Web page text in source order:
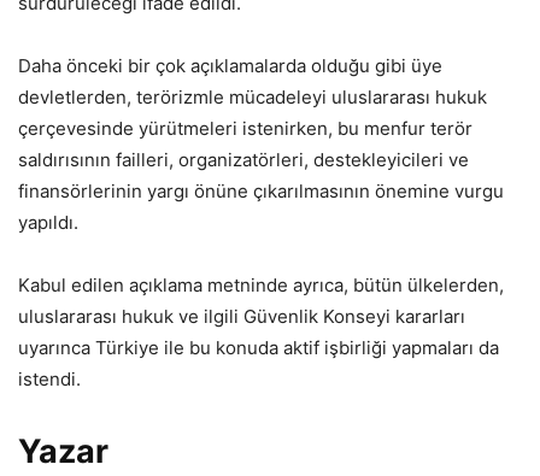
Daha önceki bir çok açıklamalarda olduğu gibi üye
devletlerden, terörizmle mücadeleyi uluslararası hukuk
çerçevesinde yürütmeleri istenirken, bu menfur terör
saldırısının failleri, organizatörleri, destekleyicileri ve
finansörlerinin yargı önüne çıkarılmasının önemine vurgu
yapıldı.
Kabul edilen açıklama metninde ayrıca, bütün ülkelerden,
uluslararası hukuk ve ilgili Güvenlik Konseyi kararları
uyarınca Türkiye ile bu konuda aktif işbirliği yapmaları da
istendi.
Yazar